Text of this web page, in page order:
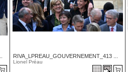
RIVA_LPREAU_GOUVERNEMENT_413 ...
Lionel Préau